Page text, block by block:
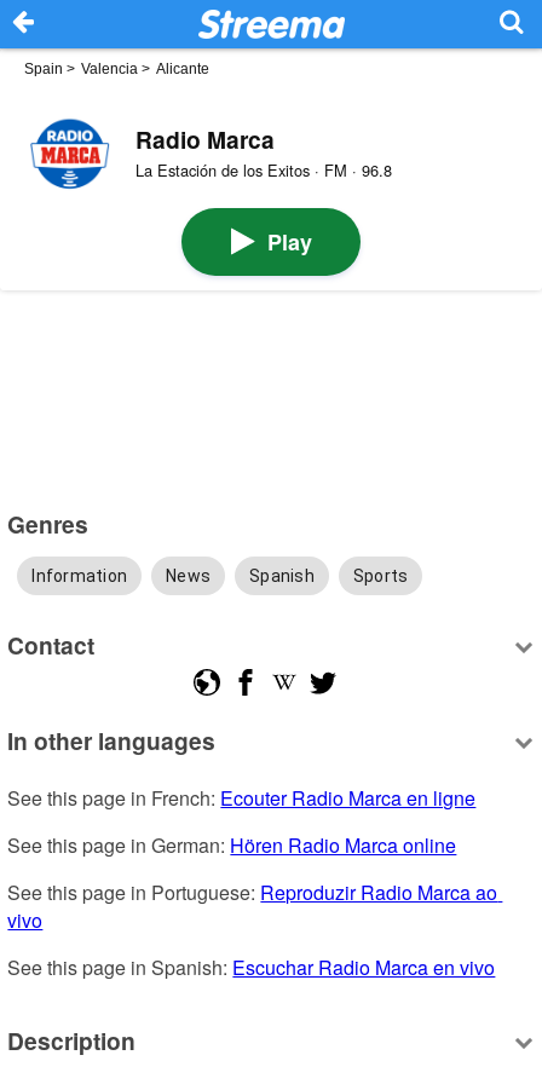
Spain > Valencia > Alicante
Radio Marca
La Estación de los Exitos · FM · 96.8
Play
Genres
Information News Spanish Sports
Contact
In other languages
See this page in French: Ecouter Radio Marca en ligne
See this page in German: Hören Radio Marca online
See this page in Portuguese: Reproduzir Radio Marca ao
vivo
See this page in Spanish: Escuchar Radio Marca en vivo
Description